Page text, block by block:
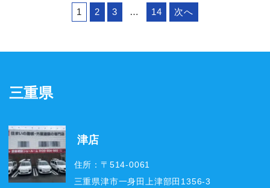
1 2 3 … 14 次へ
三重県
津店
住所：〒514-0061
三重県津市一身田上津部田1356-3